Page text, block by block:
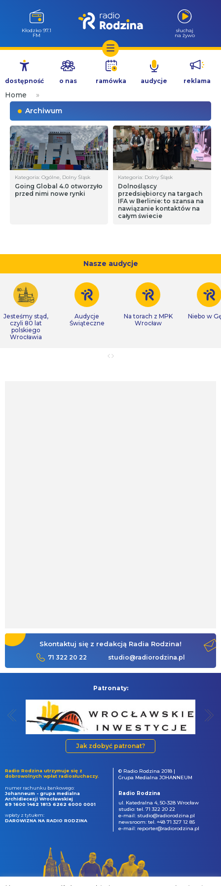
Przejdź
treści
Kłodzko 97.1
FM
słuchaj
na żywo
dostępność o nas ramówka audycje reklama
Home
»
Archiwum
Kategoria: Ogólne, Dolny Śląsk
Going Global 4.0 otworzyło
przed nimi nowe rynki
Kategoria: Dolny Śląsk
Dolnośląscy
przedsiębiorcy na targach
IFA w Berlinie: to szansa na
nawiązanie kontaktów na
całym świecie
Nasze audycje
Jesteśmy stąd,
czyli 80 lat
polskiego
Wrocławia
Audycje
Świąteczne
Na torach z MPK
Wrocław
Niebo w
Skontaktuj się z redakcją Radia Rodzina!
71 322 20 22 studio@radiorodzina.pl
Patronaty:
Jak zdobyć patronat?
Radio Rodzina utrzymuje się z
dobrowolnych wpłat radiosłuchaczy.
numer rachunku bankowego:
Johanneum - grupa medialna
Archidiecezji Wrocławskiej
69 1600 1462 1813 6262 6000 0001
wpłaty z tytułem:
DAROWIZNA NA RADIO RODZINA
© Radio Rodzina 2018 |
Grupa Medialna JOHANNEUM
Radio Rodzina
ul. Katedralna 4, 50-328 Wrocław
studio: tel. 71 322 20 22
e-mail: studio@radiorodzina.pl
newsroom: tel. +48 71 327 12 85
e-mail: reporter@radiorodzina.pl